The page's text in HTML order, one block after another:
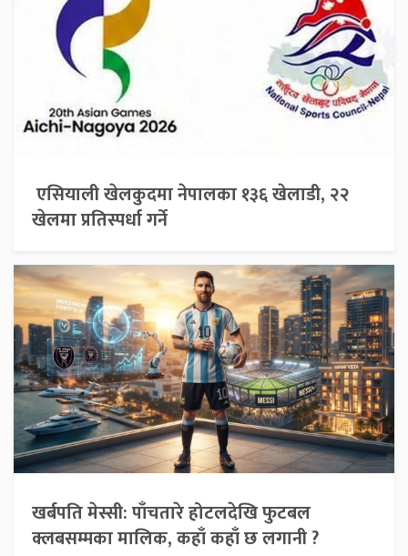
एसियाली खेलकुदमा नेपालका १३६ खेलाडी, २२
खेलमा प्रतिस्पर्धा गर्ने
खर्बपति मेस्सी: पाँचतारे होटलदेखि फुटबल
क्लबसम्मका मालिक, कहाँ कहाँ छ लगानी ?